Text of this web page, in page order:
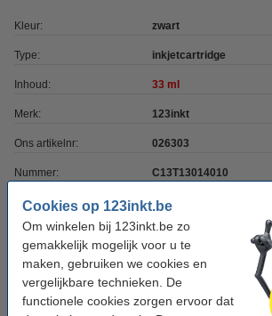
Cookies op 123inkt.be
Om winkelen bij 123inkt.be zo
gemakkelijk mogelijk voor u te
maken, gebruiken we cookies en
vergelijkbare technieken. De
functionele cookies zorgen ervoor dat
Kleur: zwart
Type: inkjetcartridge
Inhoud: 33 ml
Merk: 123inkt
Ons artikelnr: 026303
Nummer: C13T13014010
Cyaan meebestellen
Epson T1302 inktcartridge cyaan
capaciteit (123inkt huismerk)
€ 9,50